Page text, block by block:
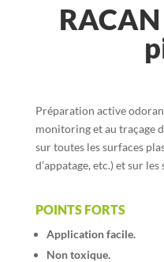
Préparation active
monitoring et au traçage
sur toutes les surfaces
d’appatage, etc.) et sur les
POINTS FORTS
Application facile.
Non toxique.